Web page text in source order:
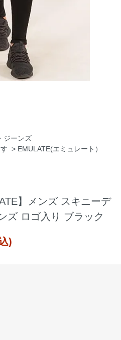
ジーンズ
> EMULATE(エミュレート）
】メンズ スキニーデ
ズ ロゴ入り ブラック
)